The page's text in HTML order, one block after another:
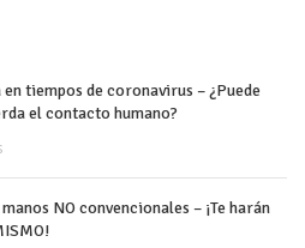
tiempos de coronavirus – ¿Puede
el contacto humano?
NO convencionales – ¡Te harán